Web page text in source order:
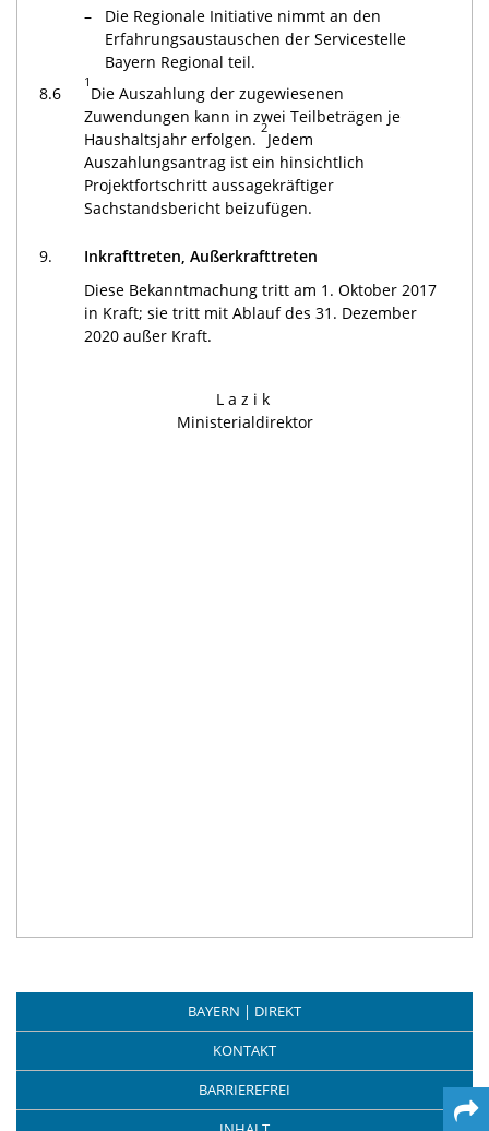
–
Die Regionale Initiative nimmt an den
Erfahrungsaustauschen der Servicestelle
Bayern Regional teil.
8.6
1
Die Auszahlung der zugewiesenen
Zuwendungen kann in zwei Teilbeträgen je
Haushaltsjahr erfolgen.
2
Jedem
Auszahlungsantrag ist ein hinsichtlich
Projektfortschritt aussagekräftiger
Sachstandsbericht beizufügen.
9.
Inkrafttreten, Außerkrafttreten
Diese Bekanntmachung tritt am 1. Oktober 2017
in Kraft; sie tritt mit Ablauf des 31. Dezember
2020 außer Kraft.
Lazik
Ministerialdirektor
BAYERN | DIREKT
KONTAKT
BARRIEREFREI